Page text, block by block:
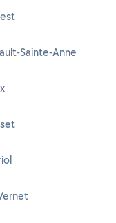
Sainte-Anne